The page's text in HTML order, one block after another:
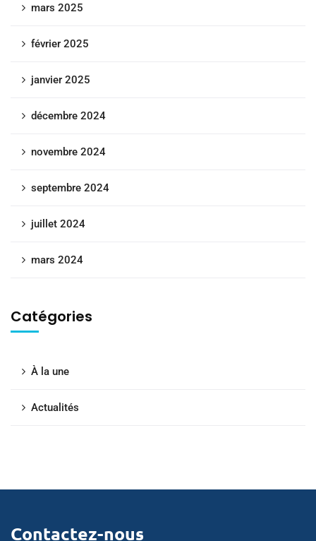
mars 2025
février 2025
janvier 2025
décembre 2024
novembre 2024
septembre 2024
juillet 2024
mars 2024
Catégories
À la une
Actualités
Contactez-nous